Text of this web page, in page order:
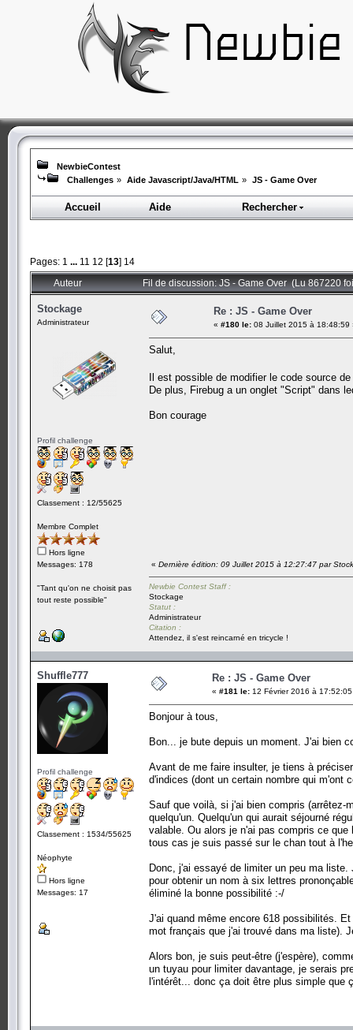
NewbieContest
Challenges » Aide Javascript/Java/HTML » JS - Game Over
Accueil Aide Rechercher
Pages: 1 ... 11 12 [13] 14
Auteur Fil de discussion: JS - Game Over (Lu 867220
Stockage
Administrateur
Profil challenge
Classement : 12/55625
Membre Complet
Hors ligne
Messages: 178
"Tant qu'on ne choisit pas
tout reste possible"
Re : JS - Game Over
« #180 le: 08 Juillet 2015 à 18:48:59
Salut,
Il est possible de modifier le code source
De plus, Firebug a un onglet "Script" dans
Bon courage
« Dernière édition: 09 Juillet 2015 à 12:27:47 par
Newbie Contest Staff :
Stockage
Statut :
Administrateur
Citation :
Attendez, il s'est reincarné en tricycle !
Shuffle777
Profil challenge
Classement : 1534/55625
Néophyte
Hors ligne
Messages: 17
Re : JS - Game Over
« #181 le: 12 Février 2016 à
Bonjour à tous,
Bon... je bute depuis un moment. J'ai bien
Avant de me faire insulter, je tiens à
d'indices (dont un certain nombre qui m'ont
Sauf que voilà, si j'ai bien compris (arrêtez-
quelqu'un. Quelqu'un qui aurait séjourné
valable. Ou alors je n'ai pas compris ce
tous cas je suis passé sur le chan tout à
Donc, j'ai essayé de limiter un peu ma
pour obtenir un nom à six lettres
éliminé la bonne possibilité :-/
J'ai quand même encore 618 possibilités.
mot français que j'ai trouvé dans ma liste).
Alors bon, je suis peut-être (j'espère),
un tuyau pour limiter davantage, je serais
l'intérêt... donc ça doit être plus simple que